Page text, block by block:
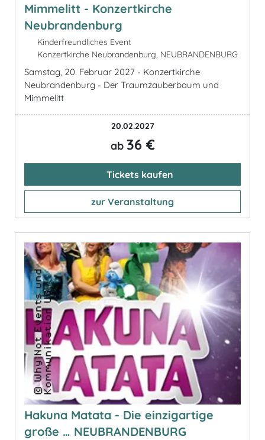
Mimmelitt - Konzertkirche
Neubrandenburg
Kinderfreundliches Event
Konzertkirche Neubrandenburg, NEUBRANDENBURG
Samstag, 20. Februar 2027 - Konzertkirche
Neubrandenburg - Der Traumzauberbaum und
Mimmelitt
20.02.2027
ab 36 €
Tickets kaufen
zur Veranstaltung
Hakuna Matata - Die einzigartige
große … NEUBRANDENBURG